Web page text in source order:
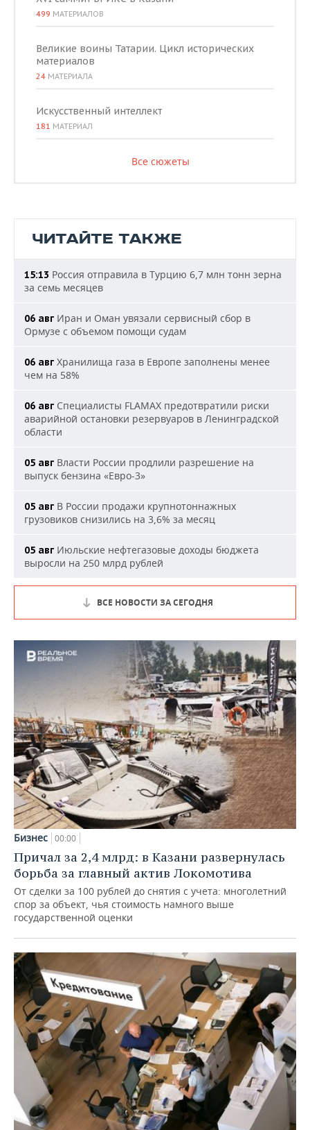
499 МАТЕРИАЛОВ
Великие воины Татарии. Цикл исторических
материалов
24 МАТЕРИАЛА
Искусственный интеллект
181 МАТЕРИАЛ
Все сюжеты
ЧИТАЙТЕ ТАКЖЕ
15:13 Россия отправила в Турцию 6,7 млн тонн зерна
за семь месяцев
06 авг Иран и Оман увязали сервисный сбор в
Ормузе с объемом помощи судам
06 авг Хранилища газа в Европе заполнены менее
чем на 58%
06 авг Специалисты FLAMAX предотвратили риски
аварийной остановки резервуаров в Ленинградской
области
05 авг Власти России продлили разрешение на
выпуск бензина «Евро-3»
05 авг В России продажи крупнотоннажных
грузовиков снизились на 3,6% за месяц
05 авг Июльские нефтегазовые доходы бюджета
выросли на 250 млрд рублей
ВСЕ НОВОСТИ ЗА СЕГОДНЯ
Бизнес 00:00
Причал за 2,4 млрд: в Казани развернулась
борьба за главный актив Локомотива
От сделки за 100 рублей до снятия с учета: многолетний
спор за объект, чья стоимость намного выше
государственной оценки